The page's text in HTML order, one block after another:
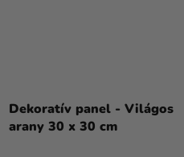
Dekoratív panel - Világos
arany 30 x 30 cm